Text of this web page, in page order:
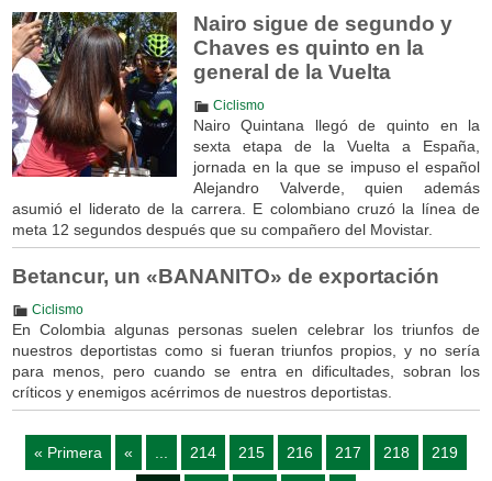
Nairo sigue de segundo y
Chaves es quinto en la
general de la Vuelta
Ciclismo
Nairo Quintana llegó de quinto en la
sexta etapa de la Vuelta a España,
jornada en la que se impuso el español
Alejandro Valverde, quien además
asumió el liderato de la carrera. E colombiano cruzó la línea de
meta 12 segundos después que su compañero del Movistar.
Betancur, un «BANANITO» de exportación
Ciclismo
En Colombia algunas personas suelen celebrar los triunfos de
nuestros deportistas como si fueran triunfos propios, y no sería
para menos, pero cuando se entra en dificultades, sobran los
críticos y enemigos acérrimos de nuestros deportistas.
« Primera « 214 215 216 217 218 219